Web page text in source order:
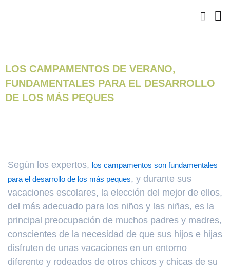
LOS CAMPAMENTOS DE VERANO,
FUNDAMENTALES PARA EL DESARROLLO
DE LOS MÁS PEQUES
Según los expertos, los campamentos son fundamentales
para el desarrollo de los más peques, y durante sus
vacaciones escolares, la elección del mejor de ellos,
del más adecuado para los niños y las niñas, es la
principal preocupación de muchos padres y madres,
conscientes de la necesidad de que sus hijos e hijas
disfruten de unas vacaciones en un entorno
diferente y rodeados de otros chicos y chicas de su